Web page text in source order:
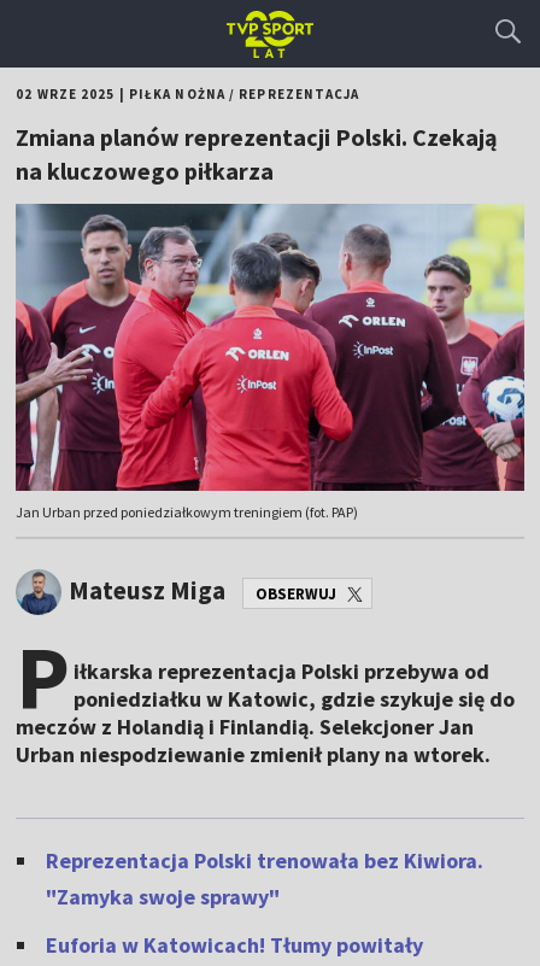
02 WRZE 2025 PIŁKA NOŻNA/ REPREZENTACJA
Zmiana planów reprezentacji Polski. Czekają
na kluczowego piłkarza
Jan Urban przed poniedziałkowym treningiem (fot. PAP)
Mateusz Miga OBSERWUJ
P iłkarska reprezentacja Polski przebywa od
poniedziałku w Katowic, gdzie szykuje się do
meczów z Holandią i Finlandią. Selekcjoner Jan
Urban niespodziewanie zmienił plany na wtorek.
Reprezentacja Polski trenowała bez Kiwiora.
"Zamyka swoje sprawy"
Euforia w Katowicach! Tłumy powitały